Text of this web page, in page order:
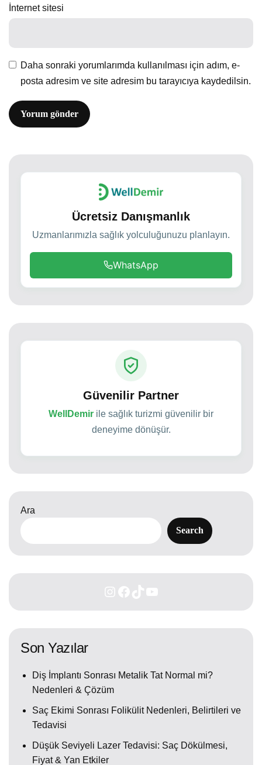
İnternet sitesi
Daha sonraki yorumlarımda kullanılması için adım, e-
posta adresim ve site adresim bu tarayıcıya kaydedilsin.
Ücretsiz Danışmanlık
Uzmanlarımızla sağlık yolculuğunuzu planlayın.
WhatsApp
Güvenilir Partner
WellDemir ile sağlık turizmi güvenilir bir
deneyime dönüşür.
Ara
Search
Son Yazılar
Diş İmplantı Sonrası Metalik Tat Normal mi?
Nedenleri & Çözüm
Saç Ekimi Sonrası Folikülit Nedenleri, Belirtileri ve
Tedavisi
Düşük Seviyeli Lazer Tedavisi: Saç Dökülmesi,
Fiyat & Yan Etkiler